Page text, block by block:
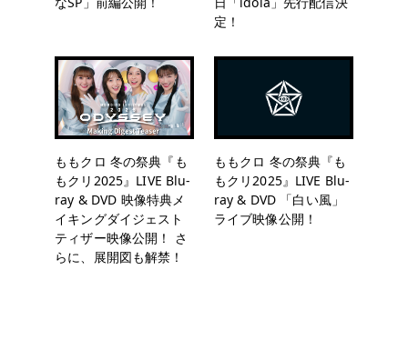
定！
ももクロ 冬の祭典『も
もクリ2025』LIVE Blu-
ray & DVD 映像特典メ
イキングダイジェスト
ティザー映像公開！ さ
らに、展開図も解禁！
ももクロ 冬の祭典『も
もクリ2025』LIVE Blu-
ray & DVD 「白い風」
ライブ映像公開！